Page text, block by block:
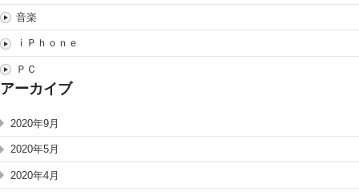
音楽
ｉＰｈｏｎｅ
ＰＣ
アーカイブ
2020年9月
2020年5月
2020年4月